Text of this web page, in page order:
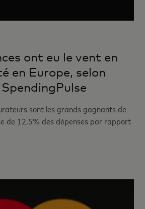
ont eu le vent en
en Europe, selon
sont les grands gagnants de
de 12,5% des dépenses par rapport